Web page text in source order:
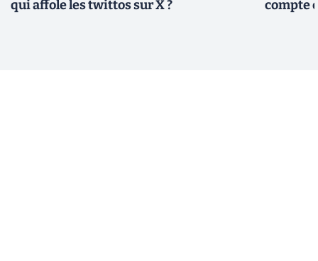
qui affole les twittos sur X ?
compte